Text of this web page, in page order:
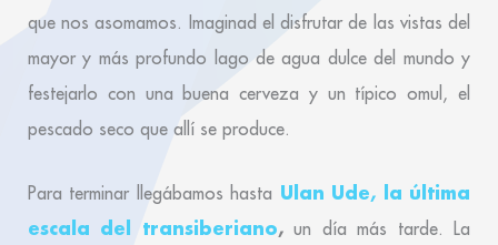
que nos asomamos. Imaginad el disfrutar de las vistas del
mayor y más profundo lago de agua dulce del mundo y
festejarlo con una buena cerveza y un típico omul, el
pescado seco que allí se produce.
Para terminar llegábamos hasta Ulan Ude, la última
escala del transiberiano,un día más tarde. La